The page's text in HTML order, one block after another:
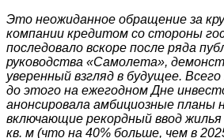
Это неожиданное обращение за
компании кредитом со стороны
последовало вскоре после ряда
руководства «Самолета»,
уверенный взгляд в будущее. Всего
до этого на ежегодном Дне
анонсировала амбициозные планы
включающие рекордный ввод
кв. м (что на 40% больше, чем в